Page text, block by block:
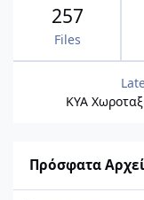
257
Files
ΚΥΑ
Πρόσφατα